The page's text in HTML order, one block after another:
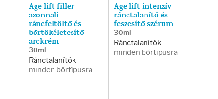
Age lift filler
azonnali
ráncfeltöltő és
bőrtökéletesítő
arckrém
30ml
Ránctalanítók
minden bőrtípusra
Age lift intenzív
ránctalanító és
feszesítő szérum
30ml
Ránctalanítók
minden bőrtípusra